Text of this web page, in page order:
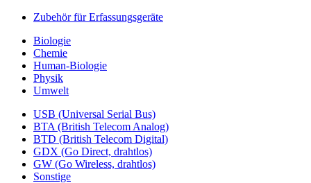
Zubehör für Erfassungsgeräte
Biologie
Chemie
Human-Biologie
Physik
Umwelt
USB (Universal Serial Bus)
BTA (British Telecom Analog)
BTD (British Telecom Digital)
GDX (Go Direct, drahtlos)
GW (Go Wireless, drahtlos)
Sonstige